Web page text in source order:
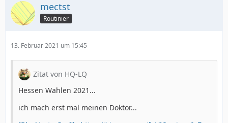
mectst
Routinier
13. Februar 2021 um 15:45
Zitat von HQ-LQ
Hessen Wahlen 2021...
ich mach erst mal meinen Doktor...